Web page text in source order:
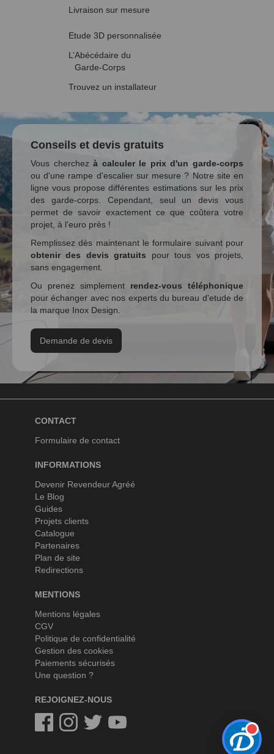
Livraison sur mesure
Etude 3D personnalisée
L’Abécédaire du
Garde-Corps
Trouvez un installateur
Conseils et devis gratuits
Vous cherchezà calculer le prix d'un garde-corps
ou d'une rampe d'escalier sur mesure ? Notre site en
ligne vous propose différentes estimations sur les prix
des garde-corps. Cependant, seul un devis vous
permet de savoir exactement ce que coûtera votre
projet, à l'euro près !
Remplissez dès maintenant le formulaire suivant pour
obtenir des devis gratuits pour tous vos projets,
sans engagement.
Ou prenez simplement rendez-vous téléphonique
pour échanger avec nos experts du bureau d'etude de
la marque Inox Design.
Demande de devis
CONTACT
Formulaire de contact
INFORMATIONS
Devenir Revendeur Agréé
Le Blog
Guides
Projets clients
Catalogue
Partenaires
Plan de site
Redirections
MENTIONS
Mentions légales
CGV
Politique de confidentialité
Gestion des cookies
Paiements sécurisés
Une question ?
REJOIGNEZ-NOUS
FacebookInstagramTwitterTwitter